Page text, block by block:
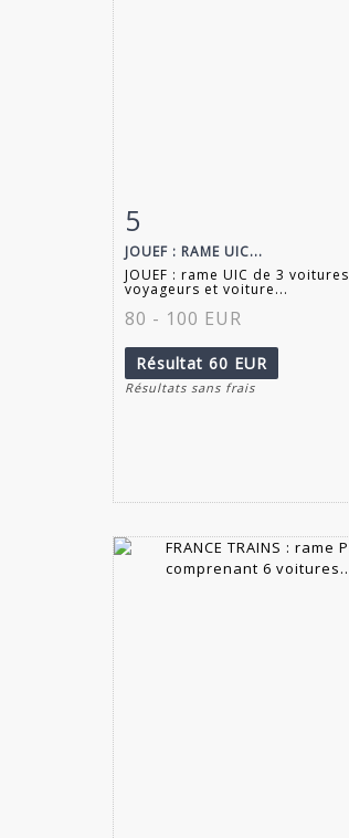
Fiche détaillée
5
JOUEF : RAME UIC...
JOUEF : rame UIC de 3 voitures
voyageurs et voiture...
80 - 100 EUR
Résultat 60 EUR
Résultats sans frais